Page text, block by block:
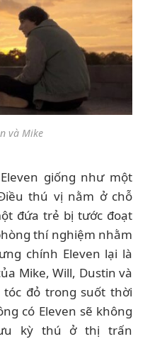
và Mike
giống như một
thú vị nằm ở chỗ
đứa trẻ bị tước đoạt
thí nghiệm nhằm
chính Eleven lại là
Mike, Will, Dustin và
tóc đỏ trong suốt thời
có Eleven sẽ không
kỳ thú ở thị trấn